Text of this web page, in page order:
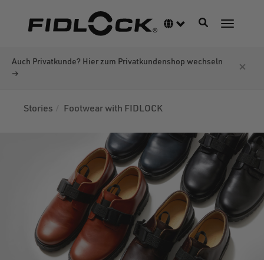
Sprachumschalter
Navigation
Auch Privatkunde? Hier zum Privatkundenshop wechseln
→
×
Stories Footwear with FIDLOCK